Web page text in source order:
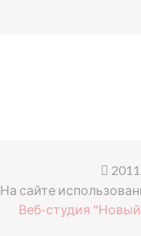
На сайте
Веб-студия